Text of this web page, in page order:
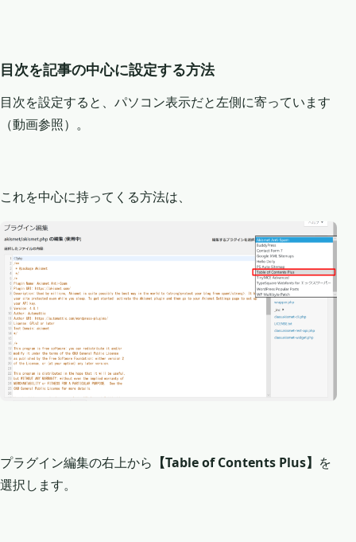
目次を記事の中心に設定する方法
目次を設定すると、パソコン表示だと左側に寄っています
（動画参照）。
これを中心に持ってくる方法は、
プラグイン編集の右上から 【Table of Contents Plus】 を
選択します。